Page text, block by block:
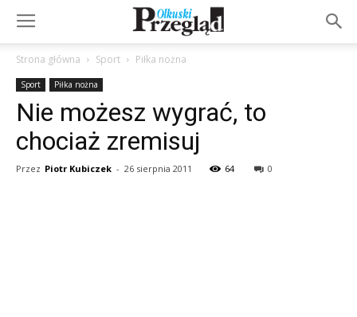
Strona główna Sport Piłka nożna
Sport Piłka nożna
Nie możesz wygrać, to
chociaż zremisuj
Przez Piotr Kubiczek - 26 sierpnia 2011 64 0